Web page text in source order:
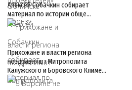
Алексей Собачкин собирает
материал по истории обще…
Прихожане и власти региона
поздравляют Митрополита
Калужского и Боровского Климе…